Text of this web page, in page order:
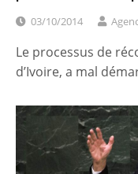
03/10/2014
Le processus de
d’Ivoire, a mal